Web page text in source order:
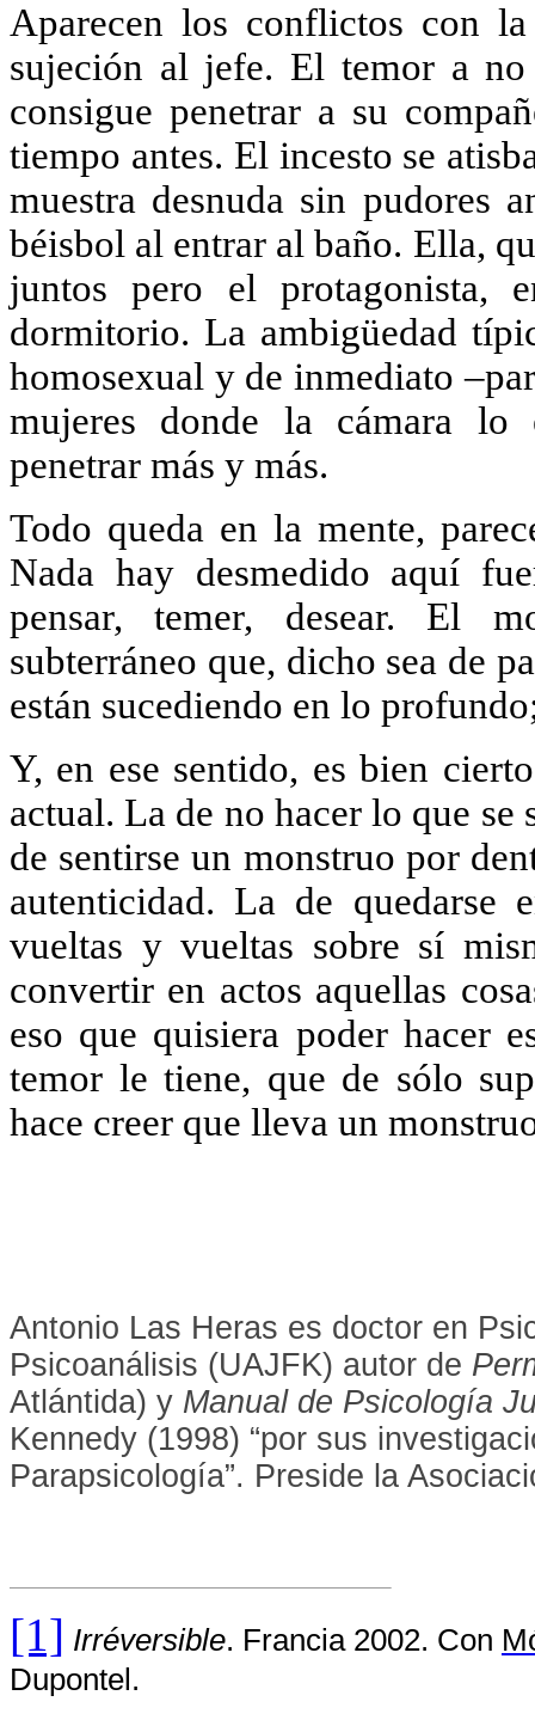
Aparecen los conflictos con
sujeción al jefe. El temor a
consigue penetrar a su
tiempo antes. El incesto se
muestra desnuda sin pudores
béisbol al entrar al baño. Ella,
juntos pero el protagonista,
dormitorio. La ambigüedad
homosexual y de inmediato
mujeres donde la cámara lo
penetrar más y más.
Todo queda en la mente,
Nada hay desmedido aquí
pensar, temer, desear. El
subterráneo que, dicho sea de
están sucediendo en lo
Y, en ese sentido, es bien
actual. La de no hacer lo que se
de sentirse un monstruo por
autenticidad. La de quedarse
vueltas y vueltas sobre sí
convertir en actos aquellas
eso que quisiera poder hacer
temor le tiene, que de sólo
hace creer que lleva un
Antonio Las Heras es doctor en
Psicoanálisis (UAJFK) autor de
Atlántida) y Manual de Psicología
Kennedy (1998) “por sus
Parapsicología”. Preside la
[1] Irréversible. Francia 2002. Con
Dupontel.